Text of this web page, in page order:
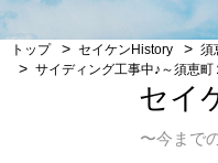
トップ セイケンHistory
須
サイディング工事中♪～須恵町
セイ
〜今まで